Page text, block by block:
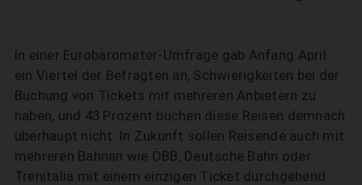
In einer Eurobarometer-Umfrage gab Anfang April
ein Viertel der Befragten an, Schwierigkeiten bei der
Buchung von Tickets mit mehreren Anbietern zu
haben, und 43 Prozent buchen diese Reisen demnach
überhaupt nicht. In Zukunft sollen Reisende auch mit
mehreren Bahnen wie ÖBB, Deutsche Bahn oder
Trenitalia mit einem einzigen Ticket durchgehend